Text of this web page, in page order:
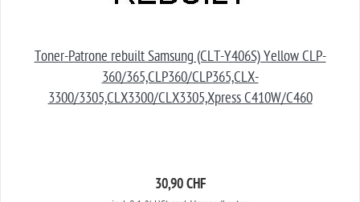
Toner-Patrone rebuilt Samsung (CLT-Y406S) Yellow CLP-
360/365,CLP360/CLP365,CLX-
3300/3305,CLX3300/CLX3305,Xpress C410W/C460
30,90 CHF